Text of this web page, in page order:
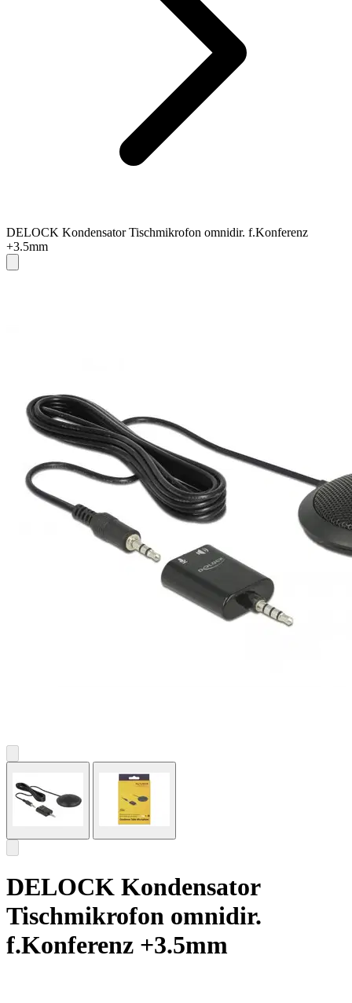
DELOCK Kondensator Tischmikrofon omnidir. f.Konferenz
+3.5mm
DELOCK Kondensator
Tischmikrofon omnidir.
f.Konferenz +3.5mm